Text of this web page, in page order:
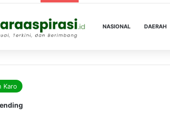
NASIONAL DAERAH
Karo